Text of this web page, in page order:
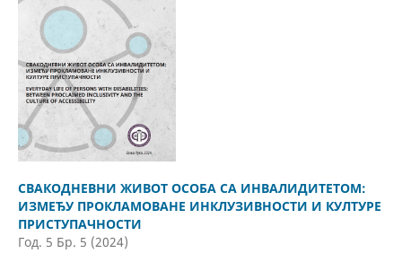
СВAКОДНЕВНИ ЖИВОТ ОСОБА СА ИНВАЛИДИТЕТОМ:
ИЗМЕЂУ ПРОКЛАМОВАНЕ ИНКЛУЗИВНОСТИ И КУЛТУРЕ
ПРИСТУПАЧНОСТИ
Год. 5 Бр. 5 (2024)